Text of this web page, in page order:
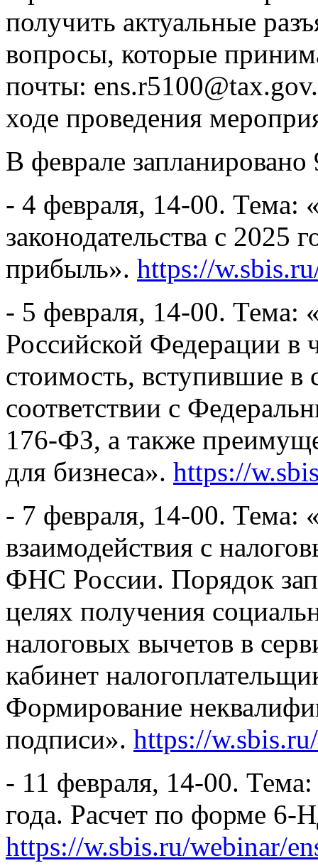
получить актуальные
вопросы, которые
почты:
ходе проведения
В феврале
- 4 февраля, 14-00. Тема:
законодательства с 2025
прибыль». https://
- 5 февраля, 14-00. Тема:
Российской Федерации в
стоимость, вступившие в
соответствии с
176-ФЗ, а также
для бизнеса». https://
- 7 февраля, 14-00. Тема:
взаимодействия с
ФНС России. Порядок
целях получения
налоговых вычетов в
кабинет
Формирование
подписи». https://
- 11 февраля, 14-00.
года. Расчет по форме
https://w.sbis.ru/webinar/